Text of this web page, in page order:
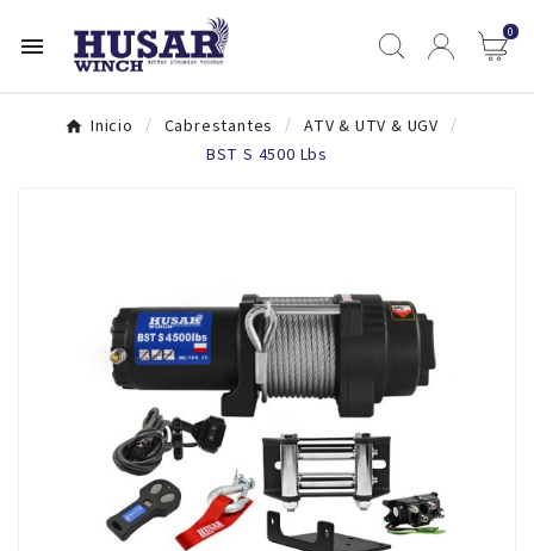
 0
Inicio Cabrestantes
ATV & UTV & UGV
BST S 4500 Lbs